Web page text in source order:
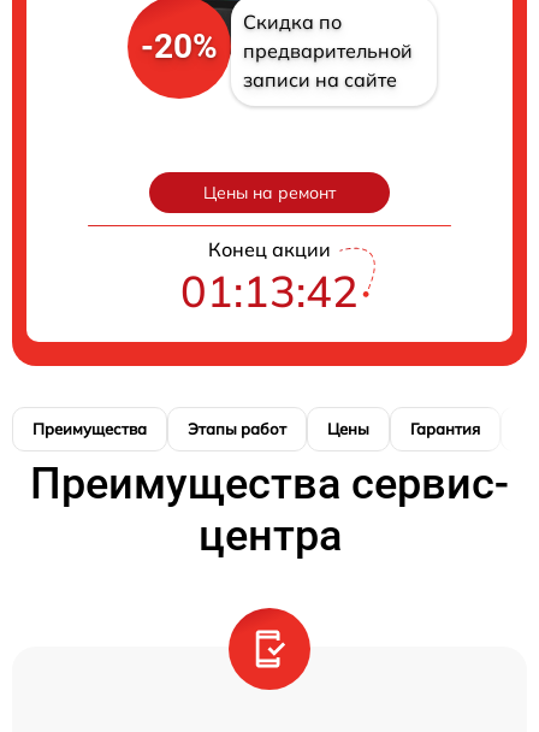
-20%
Скидка по
предварительной
записи на сайте
Цены на ремонт
Конец акции
01:13:41
Преимущества Этапы работ Цены Гарантия
Преимущества сервис-
центра